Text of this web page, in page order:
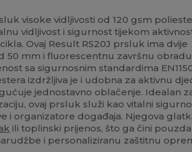
visoke vidljivosti od 120 gsm
vidljivost i sigurnost tijekom
Ovaj Result RS20J prsluk ima dvije
50 mm i fluorescentnu završnu
sa sigurnosnim standardima
izdržljiva je i udobna za aktivnu
jednostavno oblačenje. Idealan
ovaj prsluk služi kao vitalni
i organizatore događaja. Njegova
ili toplinski prijenos, što ga čini
i personaliziranu zaštitnu